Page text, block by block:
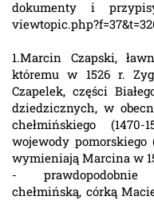
dokumenty i
1.Marcin Czapski,
któremu w 1526 r.
Czapelek, części
dziedzicznych, w
chełmińskiego
wojewody pomorskiego
wymieniają Marcina w
- prawdopodobnie
chełmińską, córką